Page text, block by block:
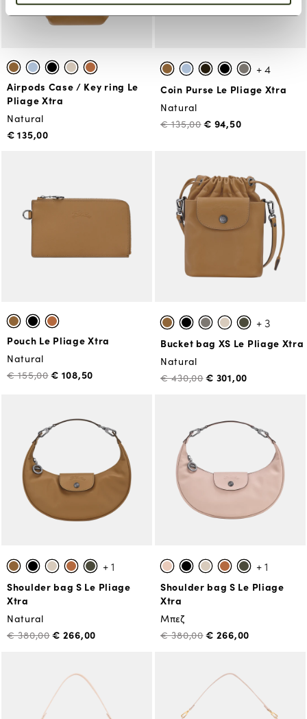
Airpods Case / Key ring Le
Pliage Xtra
Natural
€ 135,00
+ 4
Coin Purse Le Pliage Xtra
Natural
€ 135,00€ 94,50
Pouch Le Pliage Xtra
Natural
€ 155,00€ 108,50
+ 3
Bucket bag XS Le Pliage Xtra
Natural
€ 430,00€ 301,00
+ 1
Shoulder bag S Le Pliage
Xtra
Natural
€ 380,00€ 266,00
+ 1
Shoulder bag S Le Pliage
Xtra
Μπεζ
€ 380,00€ 266,00